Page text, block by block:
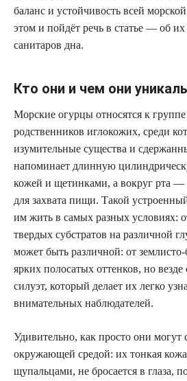
баланс и устойчивость всей
этом и пойдёт речь в статье — об
санитаров дна.
Кто они и чем они
Морские огурцы относятся к
родственников иглокожих, среди
изумительные существа и
напоминает длинную
кожей и щетинками, а вокруг рта
для захвата пищи. Такой
им жить в самых разных условиях:
твердых субстратов на различной
может быть различной: от
ярких полосатых оттенков, но везде
силуэт, который делает их легко
внимательных наблюдателей.
Удивительно, как просто они могут
окружающей средой: их тонкая
щупальцами, не бросается в глаза,